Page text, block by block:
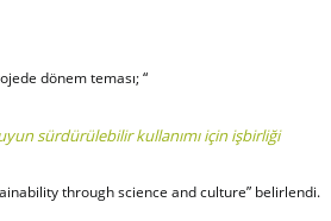
dönem teması; “
sürdürülebilir kullanımı için işbirliği
through science and culture” belirlendi.